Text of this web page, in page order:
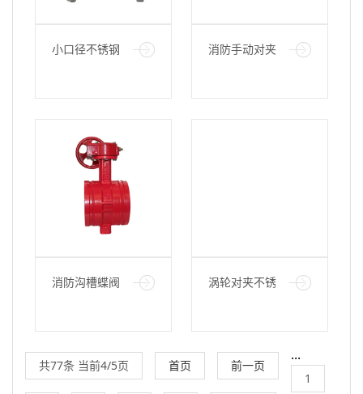
小口径不锈钢
消防手动对夹
消防沟槽蝶阀
涡轮对夹不锈
共77条 当前4/5页 首页 前一页 ···
1